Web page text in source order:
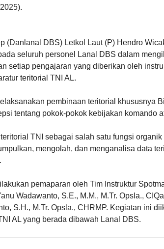
(Danlanal DBS) Letkol Laut (P) Hendro
seluruh personel Lanal DBS dalam
setiap pengajaran yang diberikan oleh
teritorial TNI AL.
pembinaan teritorial khususnya
tentang pokok-pokok kebijakan komando
TNI sebagai salah satu fungsi
mengolah, dan menganalisa data
pemaparan oleh Tim Instruktur
Wadawanto, S.E., M.M., M.Tr. Opsla.,
S.H., M.Tr. Opsla., CHRMP. Kegiatan ini
AL yang berada dibawah Lanal DBS.